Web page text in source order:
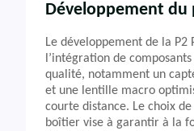
Développement du
Le développement de la P2
l’intégration de
qualité, notamment un
et une lentille macro
courte distance. Le choix
boîtier vise à garantir à la